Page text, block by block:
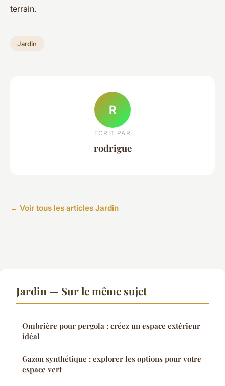
terrain.
Jardin
R
ECRIT PAR
rodrigue
← Voir tous les articles Jardin
Jardin — Sur le même sujet
Ombrière pour pergola : créez un espace extérieur
idéal
Gazon synthétique : explorer les options pour votre
espace vert